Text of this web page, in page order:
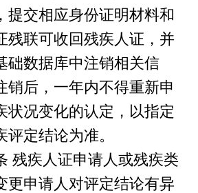
提交相应身份证明材料和
残联可收回残疾人证，并
础数据库中注销相关信
销后，一年内不得重新申
状况变化的认定，以指定
定结论为准。
疾人证申请人或残疾类
更申请人对评定结论有异